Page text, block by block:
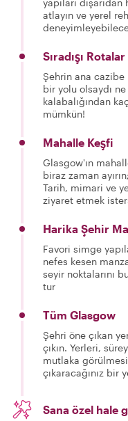
yapıları
atlayın ve yerel
Sıradışı Rotalar
Şehrin ana cazibe
bir yolu olsaydı
kalabalığından
mümkün!
Mahalle Keşfi
Glasgow'ın
biraz zaman
Tarih, mimari ve
ziyaret etmek
Harika Şehir
Favori simge
nefes kesen
seyir noktalarını
tur
Tüm Glasgow
Şehri öne çıkan
çıkın. Yerleri,
mutlaka
çıkaracağınız bir
Sana özel hale